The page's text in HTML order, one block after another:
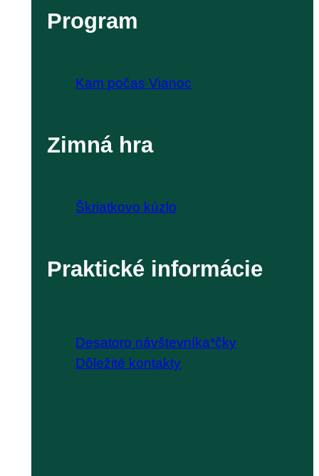
Program
Kam počas Vianoc
Zimná hra
Škriatkovo kúzlo
Praktické informácie
Desatoro návštevníka*čky
Dôležité kontakty